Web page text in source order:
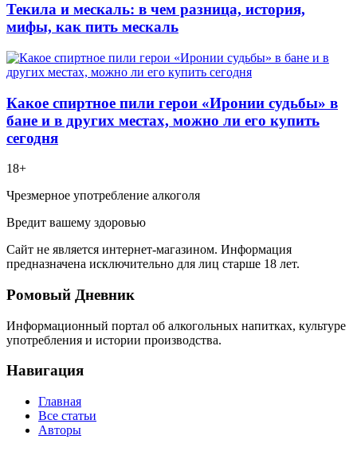
Текила и мескаль: в чем разница, история,
мифы, как пить мескаль
Какое спиртное пили герои «Иронии судьбы» в
бане и в других местах, можно ли его купить
сегодня
18+
Чрезмерное употребление алкоголя
Вредит вашему здоровью
Сайт не является интернет-магазином. Информация
предназначена исключительно для лиц старше 18 лет.
Ромовый Дневник
Информационный портал об алкогольных напитках, культуре
употребления и истории производства.
Навигация
Главная
Все статьи
Авторы